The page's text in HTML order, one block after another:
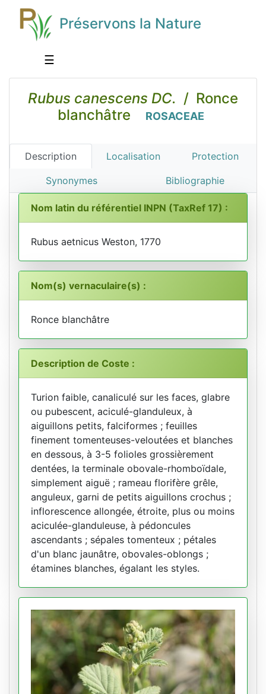
Préservons la Nature
☰
Rubus canescens DC. / Ronce
blanchâtre
ROSACEAE
Description Localisation Protection
Synonymes Bibliographie
Nom latin du référentiel INPN (TaxRef 17) :
Rubus aetnicus Weston, 1770
Nom(s) vernaculaire(s) :
Ronce blanchâtre
Description de Coste :
Turion faible, canaliculé sur les faces, glabre
ou pubescent, aciculé-glanduleux, à
aiguillons petits, falciformes ; feuilles
finement tomenteuses-veloutées et blanches
en dessous, à 3-5 folioles grossièrement
dentées, la terminale obovale-rhomboïdale,
simplement aiguë ; rameau florifère grêle,
anguleux, garni de petits aiguillons crochus ;
inflorescence allongée, étroite, plus ou moins
aciculée-glanduleuse, à pédoncules
ascendants ; sépales tomenteux ; pétales
d'un blanc jaunâtre, obovales-oblongs ;
étamines blanches, égalant les styles.